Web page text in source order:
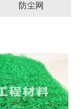
防尘网